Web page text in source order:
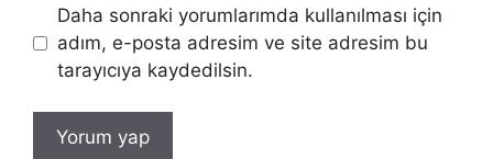
Daha sonraki yorumlarımda kullanılması için
adım, e-posta adresim ve site adresim bu
tarayıcıya kaydedilsin.